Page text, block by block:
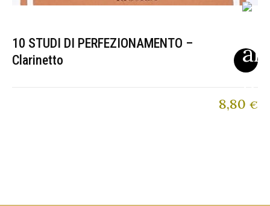
10 STUDI DI PERFEZIONAMENTO –
Clarinetto
8,80 €